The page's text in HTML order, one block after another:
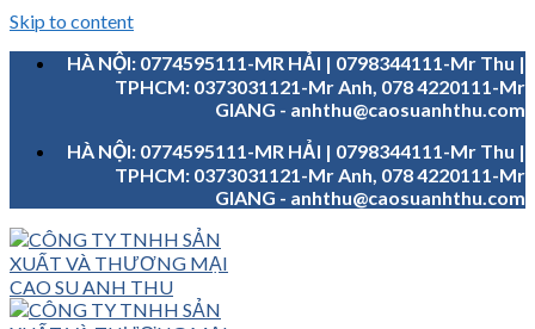
Skip to content
HÀ NỘI: 0774595111-MR HẢI | 0798344111-Mr Thu |
TPHCM: 0373031121-Mr Anh, 078 4220111-Mr
GIANG - anhthu@caosuanhthu.com
HÀ NỘI: 0774595111-MR HẢI | 0798344111-Mr Thu |
TPHCM: 0373031121-Mr Anh, 078 4220111-Mr
GIANG - anhthu@caosuanhthu.com